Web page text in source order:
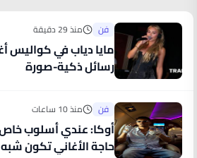
فن منذ 29 دقيقة
مايا دياب في كواليس
رسائل ذكية-صورة
فن منذ 10 ساعات
أوكا: عندي أسلوب
حاجة الأغاني تكون